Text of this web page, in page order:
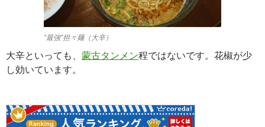
“最強”担々麺（大辛）
大辛といっても、 蒙古タンメン程ではないです。花椒が少
し効いています。